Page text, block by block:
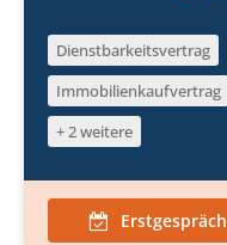
Dienstbarkeitsvertrag
Immobilienkaufvertrag
+ 2 weitere
Erstgespräch